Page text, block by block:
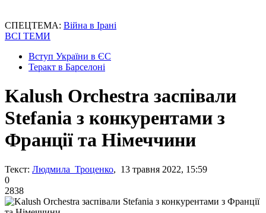
СПЕЦТЕМА: Війна в Ірані
ВСІ ТЕМИ
Вступ України в ЄС
Теракт в Барселоні
Kalush Orchestra заспівали
Stefania з конкурентами з
Франції та Німеччини
Текст: Людмила Троценко, 13 травня 2022, 15:59
0
2838